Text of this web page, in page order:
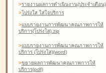
>รายงานผลการดำเนินงาน(ประจำเดือน)
>โปร่งใส ใส่ใจบริการ
>แบบรายงานการพัฒนาคุณภาพการให้
บริการ(โปร่งใส).zip
>แบบรายงานการพัฒนาคุณภาพการให้
บริการ (โปร่งใส)(word)
>ขยายผลการพัฒนาคุณภาพการให้
บริการ(pdf)